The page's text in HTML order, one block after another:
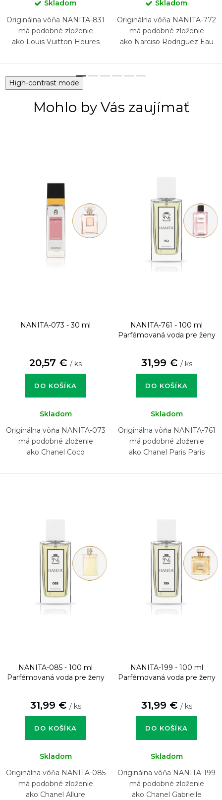
Skladom
Originálna vôňa NANITA-831
má podobné zloženie
ako Louis Vuitton Heures
Skladom
Originálna vôňa NANITA-772
má podobné zloženie
ako Narciso Rodriguez Eau
High-contrast mode
Mohlo by Vás zaujímať
NANITA-073 - 30 ml
20,57 € / ks
DO KOŠÍKA
Skladom
Originálna vôňa NANITA-073
má podobné zloženie
ako Chanel Coco
NANITA-761 - 100 ml
Parfémovaná voda pre ženy
31,99 € / ks
DO KOŠÍKA
Skladom
Originálna vôňa NANITA-761
má podobné zloženie
ako Chanel Paris Paris
NANITA-085 - 100 ml
Parfémovaná voda pre ženy
31,99 € / ks
DO KOŠÍKA
Skladom
Originálna vôňa NANITA-085
má podobné zloženie
ako Chanel Allure
NANITA-199 - 100 ml
Parfémovaná voda pre ženy
31,99 € / ks
DO KOŠÍKA
Skladom
Originálna vôňa NANITA-199
má podobné zloženie
ako Chanel Gabrielle